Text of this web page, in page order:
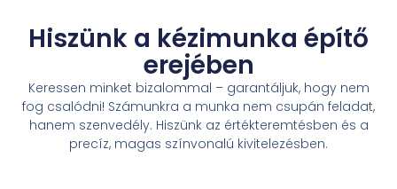
Hiszünk a kézimunka építő
erejében
Keressen minket bizalommal – garantáljuk, hogy nem
fog csalódni! Számunkra a munka nem csupán feladat,
hanem szenvedély. Hiszünk az értékteremtésben és a
precíz, magas színvonalú kivitelezésben.